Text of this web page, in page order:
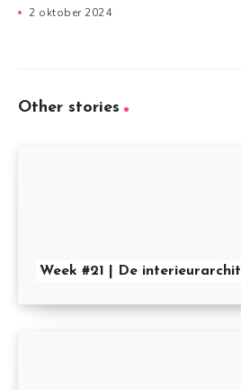
2 oktober 2024
Other stories
Week #21 | De